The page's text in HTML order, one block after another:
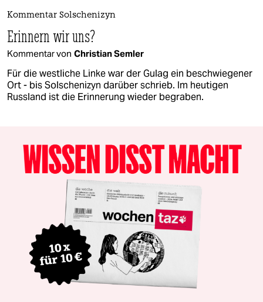
Kommentar Solschenizyn
Erinnern wir uns?
Kommentar von Christian Semler
Für die westliche Linke war der Gulag ein beschwiegener
Ort - bis Solschenizyn darüber schrieb. Im heutigen
Russland ist die Erinnerung wieder begraben.